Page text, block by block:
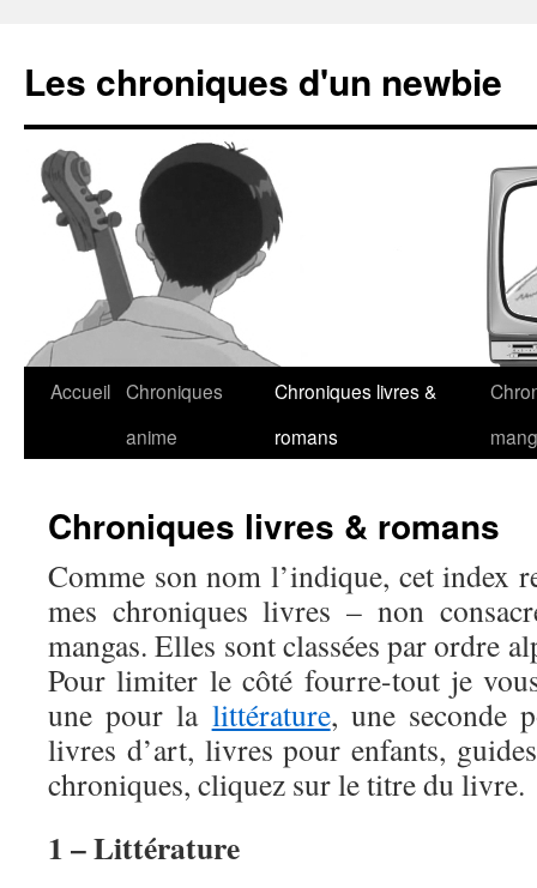
Les chroniques d'un newbie
Accueil Chroniques
anime
Chroniques livres &
romans
Chroniques livres & romans
Comme son nom l’indique, cet index
mes chroniques livres – non
mangas. Elles sont classées par ordre
Pour limiter le côté fourre-tout je
une pour la littérature, une seconde
livres d’art, livres pour enfants,
chroniques, cliquez sur le titre du livre.
1 – Littérature